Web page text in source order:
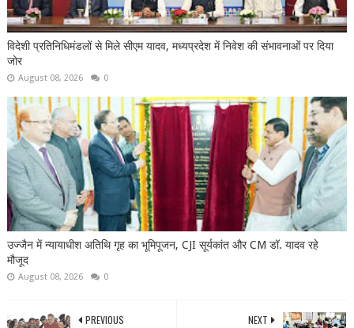
विदेशी प्रतिनिधिमंडलों से मिले सीएम यादव, मध्यप्रदेश में निवेश की संभावनाओं पर दिया
जोर
August 08, 2026 0
उज्जैन में न्यायाधीश अतिथि गृह का भूमिपूजन, CJI सूर्यकांत और CM डॉ. यादव रहे
मौजूद
August 08, 2026 0
NEXT
PREVIOUS